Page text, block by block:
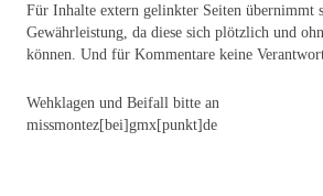
Für Inhalte extern gelinkter Seiten übernimmt
Gewährleistung, da diese sich plötzlich und
können. Und für Kommentare keine
Wehklagen und Beifall bitte an
missmontez[bei]gmx[punkt]de